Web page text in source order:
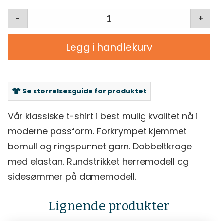
+
-
Legg i handlekurv
Se størrelsesguide for produktet
Vår klassiske t-shirt i best mulig kvalitet nå i
moderne passform. Forkrympet kjemmet
bomull og ringspunnet garn. Dobbeltkrage
med elastan. Rundstrikket herremodell og
sidesømmer på damemodell.
Lignende produkter